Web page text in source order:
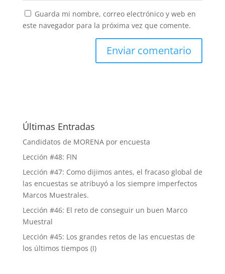
Guarda mi nombre, correo electrónico y web en
este navegador para la próxima vez que comente.
Últimas Entradas
Candidatos de MORENA por encuesta
Lección #48: FIN
Lección #47: Como dijimos antes, el fracaso global de
las encuestas se atribuyó a los siempre imperfectos
Marcos Muestrales.
Lección #46: El reto de conseguir un buen Marco
Muestral
Lección #45: Los grandes retos de las encuestas de
los últimos tiempos (I)